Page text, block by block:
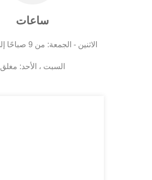
ساعات
الاثنين - الجمعة: من 9 صباحًا إلى 6 مساءً
السبت ، الأحد: مغلق